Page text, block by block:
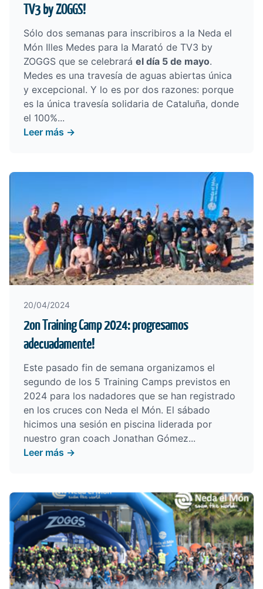
TV3 by ZOGGS!
Sólo dos semanas para inscribiros a la Neda el
Món Illes Medes para la Marató de TV3 by
ZOGGS que se celebrará el día 5 de mayo.
Medes es una travesía de aguas abiertas única
y excepcional. Y lo es por dos razones: porque
es la única travesía solidaria de Cataluña, donde
el 100%...
Leer más →
20/04/2024
2on Training Camp 2024: progresamos
adecuadamente!
Este pasado fin de semana organizamos el
segundo de los 5 Training Camps previstos en
2024 para los nadadores que se han registrado
en los cruces con Neda el Món. El sábado
hicimos una sesión en piscina liderada por
nuestro gran coach Jonathan Gómez...
Leer más →